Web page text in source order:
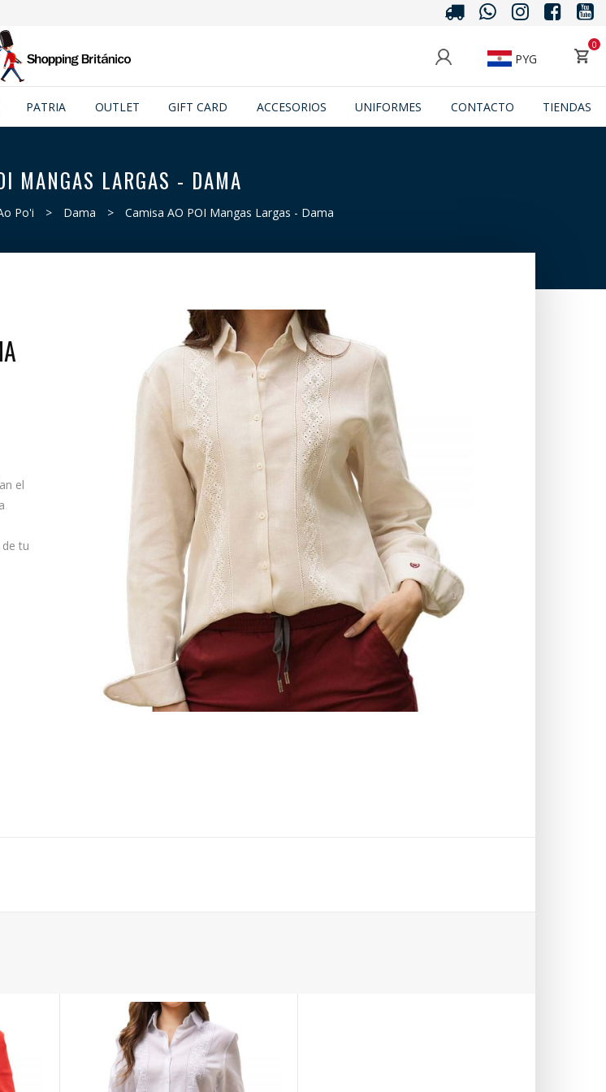
PYG
0
PATRIA OUTLET GIFT CARD ACCESORIOS UNIFORMES CONTACTO TIENDAS
MANGAS LARGAS - DAMA
Po'i > Dama > Camisa AO POI Mangas Largas - Dama
el
tu